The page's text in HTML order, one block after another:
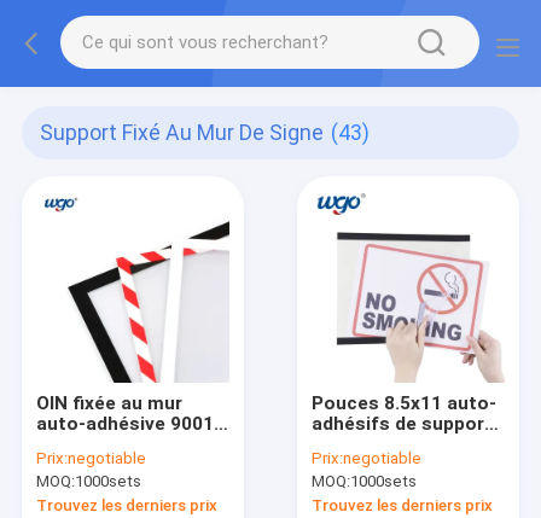
Support Fixé Au Mur De Signe (43)
OIN fixée au mur
auto-adhésive 9001
d'ODM A4 sur tout le
sans à-coup
extérieur
Prix:negotiable
MOQ:1000sets
Trouvez les derniers prix
Pouces 8.5x11 auto-
adhésifs de support
de Repositionable
Prix:negotiable
MOQ:1000sets
Trouvez les derniers prix